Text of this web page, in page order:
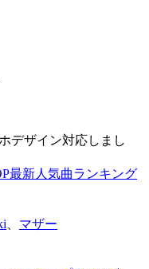
デザイン対応しまし
最新人気曲ランキング
マザー